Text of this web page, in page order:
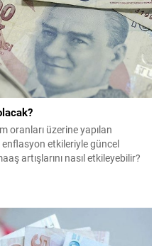
oranları üzerine yapılan
etkileriyle güncel
artışlarını nasıl etkileyebilir?